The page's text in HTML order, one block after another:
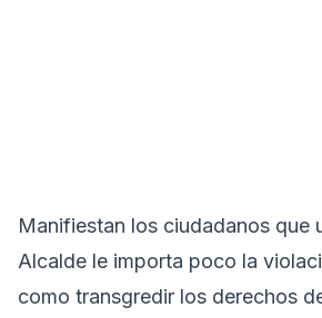
Manifiestan los ciudadanos que
Alcalde le importa poco la
como transgredir los derechos